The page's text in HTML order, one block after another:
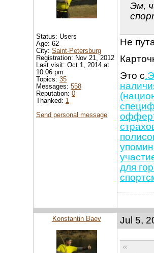
Эм,
Не
Это с
для
Status: Users
Age: 62
City: Saint-Petersburg
Registration: Nov 21, 2012
Last visit: Oct 1, 2014 at
10:06 pm
Topics: 35
Messages: 558
Reputation: 0
Thanked: 1
Send personal message
Jul 5,
Konstantin Baev